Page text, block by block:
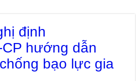
định
hướng dẫn
bạo lực gia